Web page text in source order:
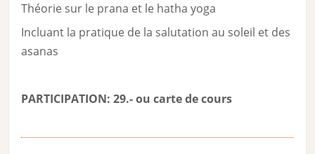
Théorie sur le prana et le hatha yoga
Incluant la pratique de la salutation au soleil et des
asanas
PARTICIPATION: 29.- ou carte de cours